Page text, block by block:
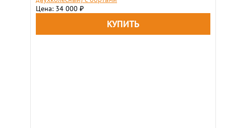
Цена: 34 000 ₽